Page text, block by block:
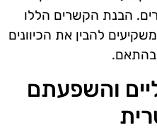
הבנת הקשרים הללו
להבין את הכיוונים
בהתאם.
והשפעתם